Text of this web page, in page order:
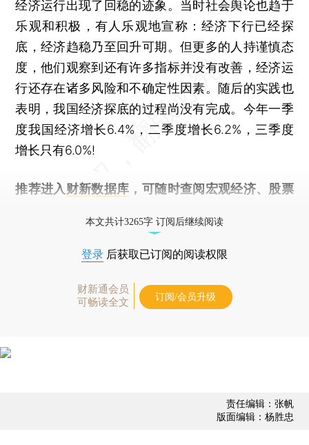
经济运行出现了回稳的迹象。当时社会舆论也趋于
乐观和积极，有人乐观地宣称：经济下行已经探
底，经济趋稳乃至回升可期。但更多的人持谨慎态
度，他们观察到还有许多指标并没有改善，经济运
行还存在诸多风险和不确定性因素。随后的实践也
表明，我国经济探底的过程尚没有完成。今年一季
度我国经济增长6.4%，二季度增长6.2%，三季度
增长只有6.0%!
推荐进入 财新数据库 ，可随时查阅宏观经济、股票
本文共计3265字 订阅后继续阅读
登录 后获取已订阅的阅读权限
财新通会员
可畅读全文
订阅/会员升级
责任编辑：张帆
版面编辑：杨胜忠